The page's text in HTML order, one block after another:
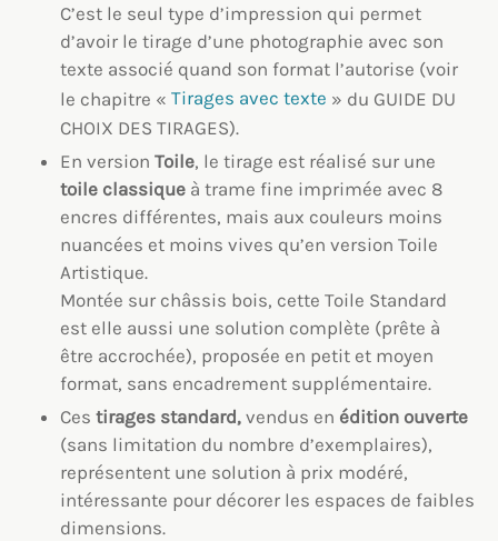
C’est le seul type d’impression qui permet
d’avoir le tirage d’une photographie avec son
texte associé quand son format l’autorise (voir
le chapitre « Tirages avec texte » du GUIDE DU
CHOIX DES TIRAGES).
En version Toile, le tirage est réalisé sur une
toile classique à trame fine imprimée avec 8
encres différentes, mais aux couleurs moins
nuancées et moins vives qu’en version Toile
Artistique.
Montée sur châssis bois, cette Toile Standard
est elle aussi une solution complète (prête à
être accrochée), proposée en petit et moyen
format, sans encadrement supplémentaire.
Ces tirages standard, vendus en édition ouverte
(sans limitation du nombre d’exemplaires),
représentent une solution à prix modéré,
intéressante pour décorer les espaces de faibles
dimensions.